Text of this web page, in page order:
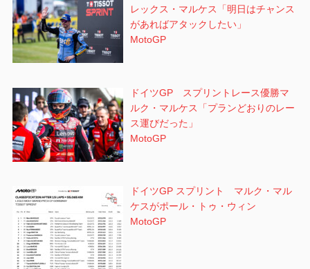
レックス・マルケス「明日はチャンス
があればアタックしたい」
MotoGP
ドイツGP スプリントレース優勝マ
ルク・マルケス「プランどおりのレー
ス運びだった」
MotoGP
ドイツGP スプリント マルク・マル
ケスがポール・トゥ・ウィン
MotoGP